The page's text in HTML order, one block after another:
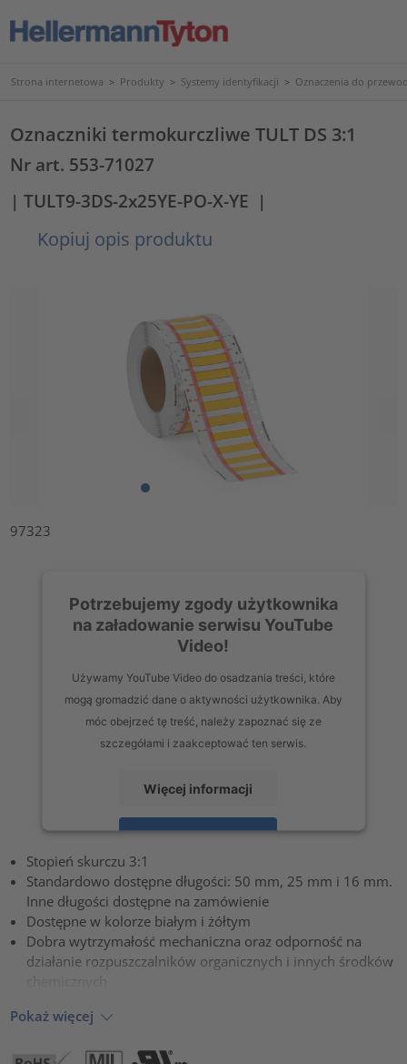
Strona internetowa > Produkty > Systemy identyfikacji > Oznaczenia do
Oznaczniki termokurczliwe TULT DS 3:1
Nr art. 553-71027
| TULT9-3DS-2x25YE-PO-X-YE |
Kopiuj opis produktu
97323
Potrzebujemy zgody użytkownika
na załadowanie serwisu YouTube
Video!
Używamy YouTube Video do osadzania treści, które
mogą gromadzić dane o aktywności użytkownika. Aby
móc obejrzeć tę treść, należy zapoznać się ze
szczegółami i zaakceptować ten serwis.
Więcej informacji
Zaakceptuj
powered byUsercentrics Consent Management Platform
Stopień skurczu 3:1
Standardowo dostępne długości: 50 mm, 25 mm i 16 mm.
Inne długości dostępne na zamówienie
Dostępne w kolorze białym i żółtym
Dobra wytrzymałość mechaniczna oraz odporność na
działanie rozpuszczalników organicznych i innych środków
Pokaż więcej